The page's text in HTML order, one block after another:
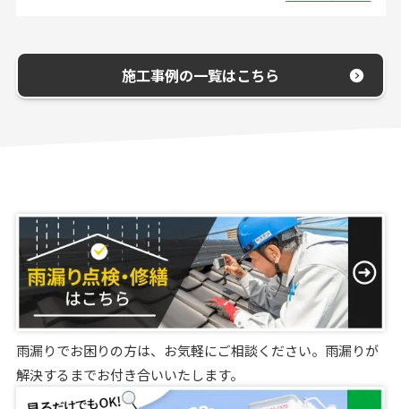
施工事例の一覧はこちら
雨漏りでお困りの方は、お気軽にご相談ください。雨漏りが
解決するまでお付き合いいたします。